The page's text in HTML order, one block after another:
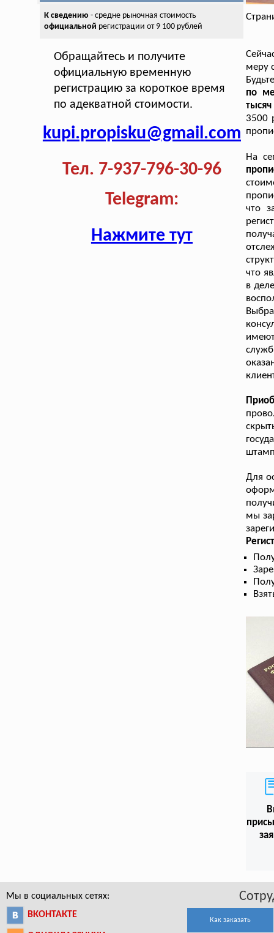
К сведению - средне рыночная стоимость
официальной регистрации от 9 100 рублей
Обращайтесь и получите
официальную временную
регистрацию за короткое время
по адекватной стоимости.
kupi.propisku@gmail.com
Тел. 7-937-796-30-96
Telegram:
Нажмите тут
меру
по
3500
На
что
что
в
Для
мы
Мы в социальных сетях:
ВКОНТАКТЕ
Как заказать